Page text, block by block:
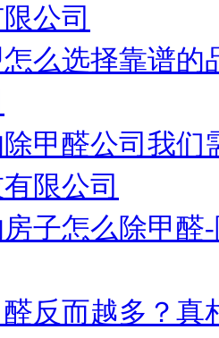
公司
么选择靠谱
甲醛公司我们
限公司
子怎么除甲
反而越多？